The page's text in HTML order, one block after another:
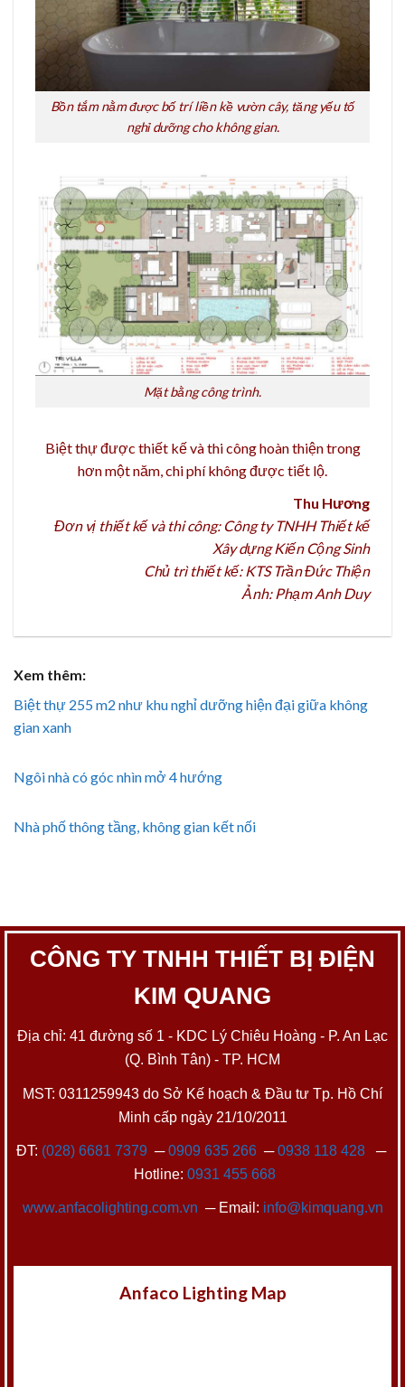
Bồn tắm nằm được bố trí liền kề vườn cây, tăng yếu tố
nghỉ dưỡng cho không gian.
Mặt bằng công trình.
Biệt thự được thiết kế và thi công hoàn thiện trong
hơn một năm, chi phí không được tiết lộ.
Thu Hương
Đơn vị thiết kế và thi công: Công ty TNHH Thiết kế
Xây dựng Kiến Cộng Sinh
Chủ trì thiết kế: KTS Trần Đức Thiện
Ảnh: Phạm Anh Duy
Xem thêm:
Biệt thự 255 m2 như khu nghỉ dưỡng hiện đại giữa không
gian xanh
Ngôi nhà có góc nhìn mở 4 hướng
Nhà phố thông tầng, không gian kết nối
CÔNG TY TNHH THIẾT BỊ ĐIỆN
KIM QUANG
Địa chỉ: 41 đường số 1 - KDC Lý Chiêu Hoàng - P. An Lạc
(Q. Bình Tân) - TP. HCM
MST: 0311259943 do Sở Kế hoạch & Đầu tư Tp. Hồ Chí
Minh cấp ngày 21/10/2011
ĐT: (028) 6681 7379 ─0909 635 266─0938 118 428─
Hotline: 0931 455 668
www.anfacolighting.com.vn ─ Email: info@kimquang.vn
Anfaco Lighting Map